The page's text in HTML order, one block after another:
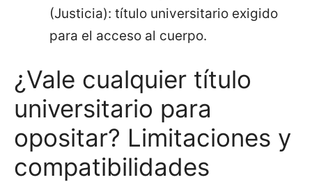
(Justicia): título universitario exigido
para el acceso al cuerpo.
¿Vale cualquier título
universitario para
opositar? Limitaciones y
compatibilidades